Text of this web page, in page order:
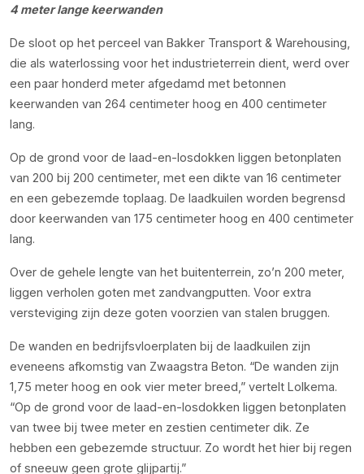
4 meter lange keerwanden
De sloot op het perceel van Bakker Transport & Warehousing,
die als waterlossing voor het industrieterrein dient, werd over
een paar honderd meter afgedamd met betonnen
keerwanden van 264 centimeter hoog en 400 centimeter
lang.
Op de grond voor de laad-en-losdokken liggen betonplaten
van 200 bij 200 centimeter, met een dikte van 16 centimeter
en een gebezemde toplaag. De laadkuilen worden begrensd
door keerwanden van 175 centimeter hoog en 400 centimeter
lang.
Over de gehele lengte van het buitenterrein, zo’n 200 meter,
liggen verholen goten met zandvangputten. Voor extra
versteviging zijn deze goten voorzien van stalen bruggen.
De wanden en bedrijfsvloerplaten bij de laadkuilen zijn
eveneens afkomstig van Zwaagstra Beton. “De wanden zijn
1,75 meter hoog en ook vier meter breed,” vertelt Lolkema.
“Op de grond voor de laad-en-losdokken liggen betonplaten
van twee bij twee meter en zestien centimeter dik. Ze
hebben een gebezemde structuur. Zo wordt het hier bij regen
of sneeuw geen grote glijpartij.”